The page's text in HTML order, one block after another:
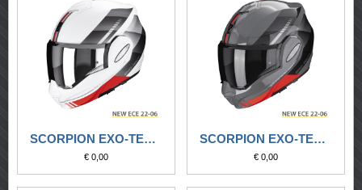
SCORPION EXO-TECH EVO GENRE BIANCO OPACO-ARGENTO-ROSSO
€ 0,00
SCORPION EXO-TECH EVO GENRE GRIGIO-NERO-ROSSO
€ 0,00